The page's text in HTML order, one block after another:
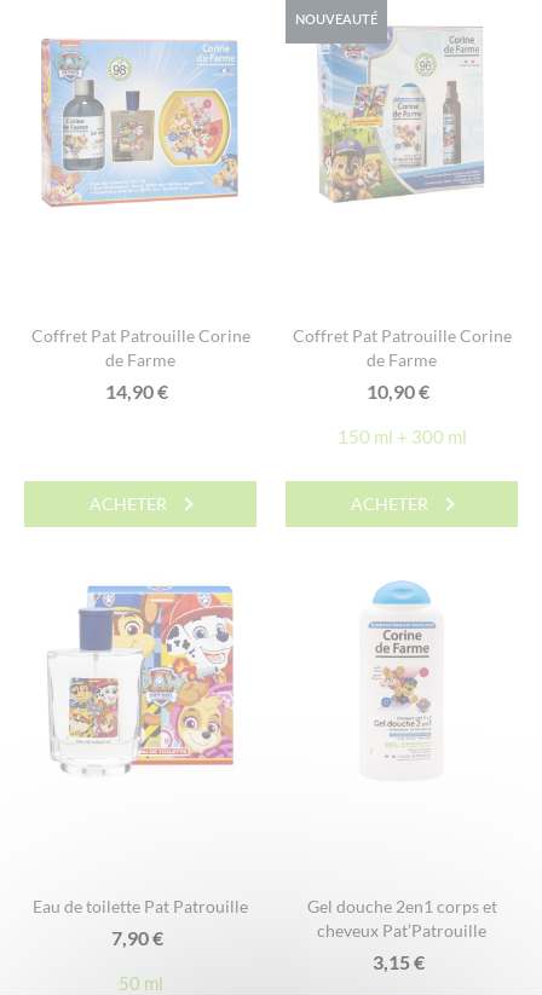
Coffret Pat Patrouille Corine
de Farme
14,90€
ACHETER
NOUVEAUTÉ
Coffret Pat Patrouille Corine
de Farme
10,90€
150 ml + 300 ml
ACHETER
Eau de toilette Pat Patrouille
7,90€
50 ml
Gel douche 2en1 corps et
cheveux Pat’Patrouille
3,15€